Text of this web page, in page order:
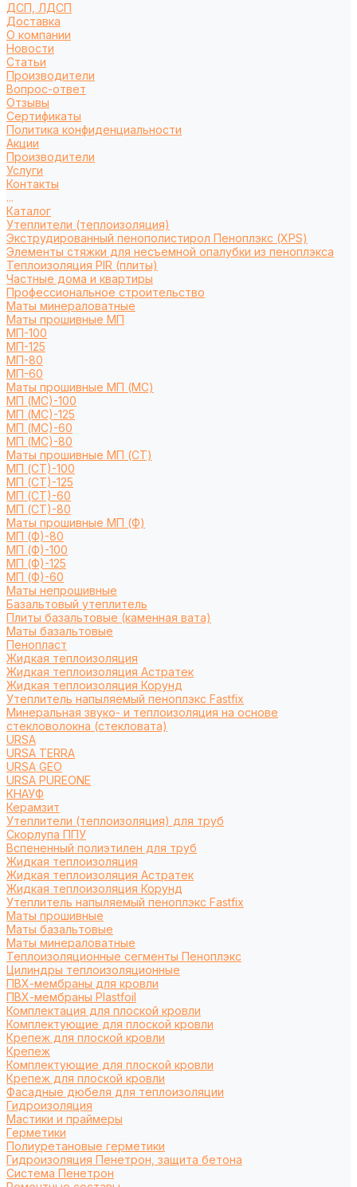
ДСП, ЛДСП
Доставка
О компании
Новости
Статьи
Производители
Вопрос-ответ
Отзывы
Сертификаты
Политика конфиденциальности
Акции
Производители
Услуги
Контакты
...
Каталог
Утеплители (теплоизоляция)
Экструдированный пенополистирол Пеноплэкс (XPS)
Элементы стяжки для несъемной опалубки из пеноплэкса
Теплоизоляция PIR (плиты)
Частные дома и квартиры
Профессиональное строительство
Маты минераловатные
Маты прошивные МП
МП-100
МП-125
МП-80
МП-60
Маты прошивные МП (МС)
МП (МС)-100
МП (МС)-125
МП (МС)-60
МП (МС)-80
Маты прошивные МП (СТ)
МП (СТ)-100
МП (СТ)-125
МП (СТ)-60
МП (СТ)-80
Маты прошивные МП (Ф)
МП (Ф)-80
МП (Ф)-100
МП (Ф)-125
МП (Ф)-60
Маты непрошивные
Базальтовый утеплитель
Плиты базальтовые (каменная вата)
Маты базальтовые
Пенопласт
Жидкая теплоизоляция
Жидкая теплоизоляция Астратек
Жидкая теплоизоляция Корунд
Утеплитель напыляемый пеноплэкс Fastfix
Минеральная звуко- и теплоизоляция на основе
стекловолокна (стекловата)
URSA
URSA TERRA
URSA GEO
URSA PUREONE
КНАУФ
Керамзит
Утеплители (теплоизоляция) для труб
Cкорлупа ППУ
Вспененный полиэтилен для труб
Жидкая теплоизоляция
Жидкая теплоизоляция Астратек
Жидкая теплоизоляция Корунд
Утеплитель напыляемый пеноплэкс Fastfix
Маты прошивные
Маты базальтовые
Маты минераловатные
Теплоизоляционные сегменты Пеноплэкс
Цилиндры теплоизоляционные
ПВХ-мембраны для кровли
ПВХ-мембраны Plastfoil
Комплектация для плоской кровли
Комплектующие для плоской кровли
Крепеж для плоской кровли
Крепеж
Комплектующие для плоской кровли
Крепеж для плоской кровли
Фасадные дюбеля для теплоизоляции
Гидроизоляция
Мастики и праймеры
Герметики
Полиуретановые герметики
Гидроизоляция Пенетрон, защита бетона
Система Пенетрон